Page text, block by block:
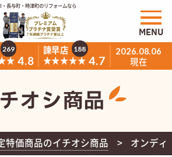
・長与町・時津町のリフォームなら
4.8
269
諫早店
★★★★★ 4.7
188 2026.08.06
現在
MENU
オシ商品
特価商品のイチオシ商品 オンディ